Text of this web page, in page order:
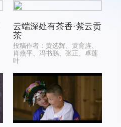
云端深处有茶香·紫云贡
茶
投稿作者：黄选辉、黄育旌、
肖燕平、冯书鹏、张正、卓莲
叶